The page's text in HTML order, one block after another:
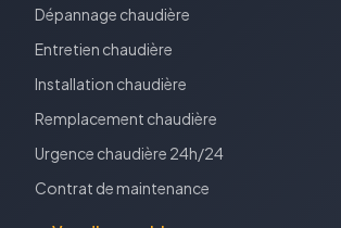
Dépannage chaudière
Entretien chaudière
Installation chaudière
Remplacement chaudière
Urgence chaudière 24h/24
Contrat de maintenance